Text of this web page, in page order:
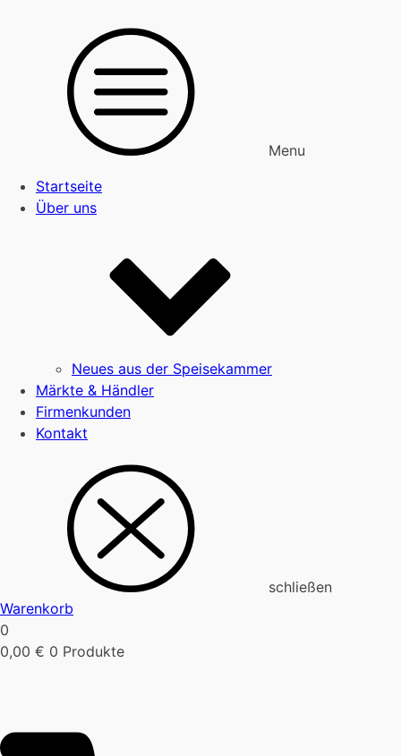
Menu
Startseite
Über uns
Neues aus der Speisekammer
Märkte & Händler
Firmenkunden
Kontakt
schließen
Warenkorb
0
0,00 € 0 Produkte